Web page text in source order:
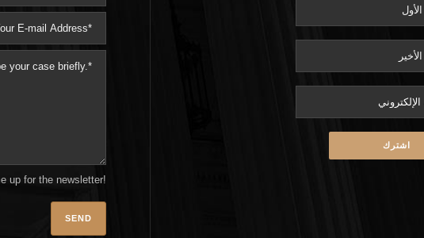
up for the newsletter!
Please leave this field empty.